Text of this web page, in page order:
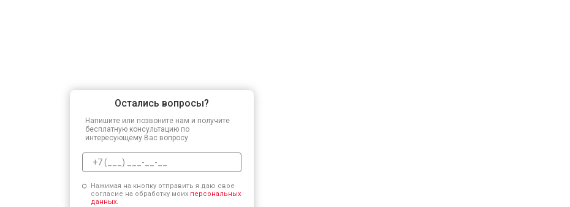
Остались вопросы?
Напишите или позвоните нам и получите
бесплатную консультацию по
интересующему Вас вопросу.
Нажимая на кнопку отправить я даю свое
согласие на обработку моих персональных
данных.